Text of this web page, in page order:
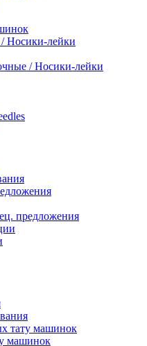
Носики-лейки
/ Носики-лейки
предложения
тату машинок
машинок